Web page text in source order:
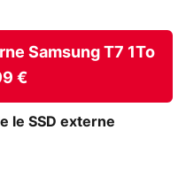
Samsung T7 1To
€
le SSD externe